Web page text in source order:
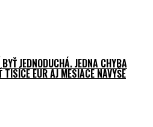
JEDNODUCHÁ. JEDNA CHYBA
EUR AJ MESIACE NAVYŠE